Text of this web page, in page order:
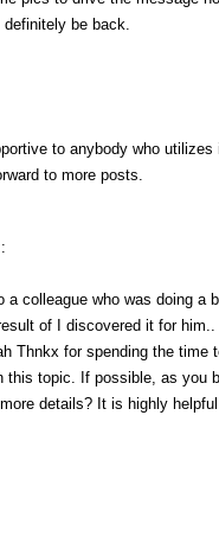
be back.
to anybody who
to more posts.
colleague who was doing a
of I discovered it for
Thnkx for spending the time
this topic. If possible, as you
details? It is highly